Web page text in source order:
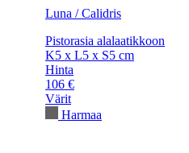
Luna / Calidris
Pistorasia alalaatikkoon
K5 x L5 x S5 cm
Hinta
106 €
Värit
Harmaa